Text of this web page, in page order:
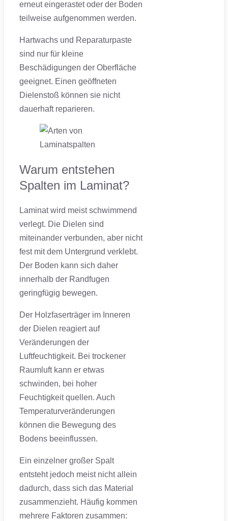
erneut eingerastet oder der Boden
teilweise aufgenommen werden.
Hartwachs und Reparaturpaste
sind nur für kleine
Beschädigungen der Oberfläche
geeignet. Einen geöffneten
Dielenstoß können sie nicht
dauerhaft reparieren.
Warum entstehen
Spalten im Laminat?
Laminat wird meist schwimmend
verlegt. Die Dielen sind
miteinander verbunden, aber nicht
fest mit dem Untergrund verklebt.
Der Boden kann sich daher
innerhalb der Randfugen
geringfügig bewegen.
Der Holzfaserträger im Inneren
der Dielen reagiert auf
Veränderungen der
Luftfeuchtigkeit. Bei trockener
Raumluft kann er etwas
schwinden, bei hoher
Feuchtigkeit quellen. Auch
Temperaturveränderungen
können die Bewegung des
Bodens beeinflussen.
Ein einzelner großer Spalt
entsteht jedoch meist nicht allein
dadurch, dass sich das Material
zusammenzieht. Häufig kommen
mehrere Faktoren zusammen: